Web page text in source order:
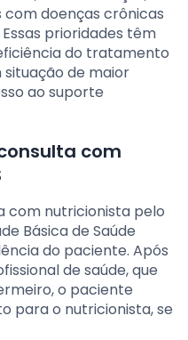
com doenças crônicas
prioridades têm
do tratamento
de maior
ao suporte
com
com nutricionista pelo
Básica de Saúde
do paciente. Após
de saúde, que
o paciente
para o nutricionista, se